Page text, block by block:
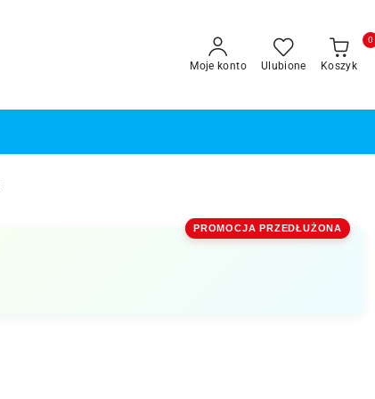
Moje konto Ulubione Koszyk
0
PROMOCJA PRZEDŁUŻONA